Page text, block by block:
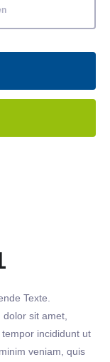
Texte.
dolor sit amet,
incididunt ut
veniam, quis